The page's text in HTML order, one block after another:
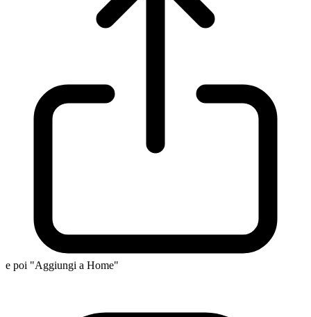
e poi "Aggiungi a Home"